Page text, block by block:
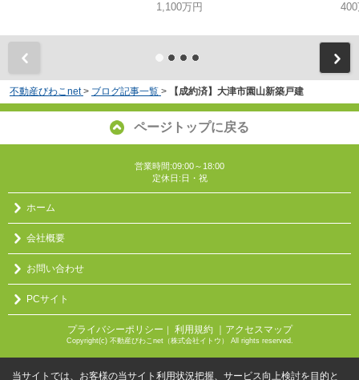
1,100万円
不動産びわこnet > ブログ記事一覧 > 【成約済】大津市園山新築戸建
ページトップに戻る
営業時間:09:00～18:00
定休日:日・祝
ホーム
会社概要
お問い合わせ
PCサイト
プライバシーポリシー ｜ 利用規約 ｜アクセスマップ
Copyright(c) 不動産びわこnet（株式会社イトウ） All rights reserved.
当サイトでは、お客様の当サイト利用状況把握、サービス向上検討を目的と